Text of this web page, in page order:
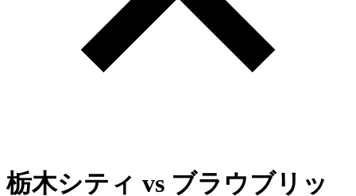
栃木シティ vs ブラウブリッ